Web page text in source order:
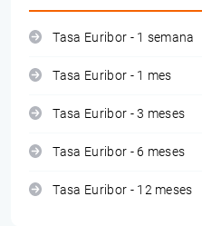
Tasa Euribor - 1 semana
Tasa Euribor - 1 mes
Tasa Euribor - 3 meses
Tasa Euribor - 6 meses
Tasa Euribor - 12 meses